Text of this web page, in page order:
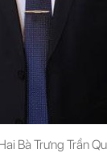
Bà Trưng Trần